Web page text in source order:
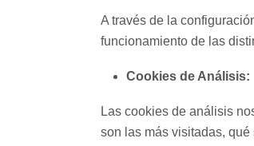
A través de la
funcionamiento de las
Cookies de Análisis:
Las cookies de análisis
son las más visitadas,